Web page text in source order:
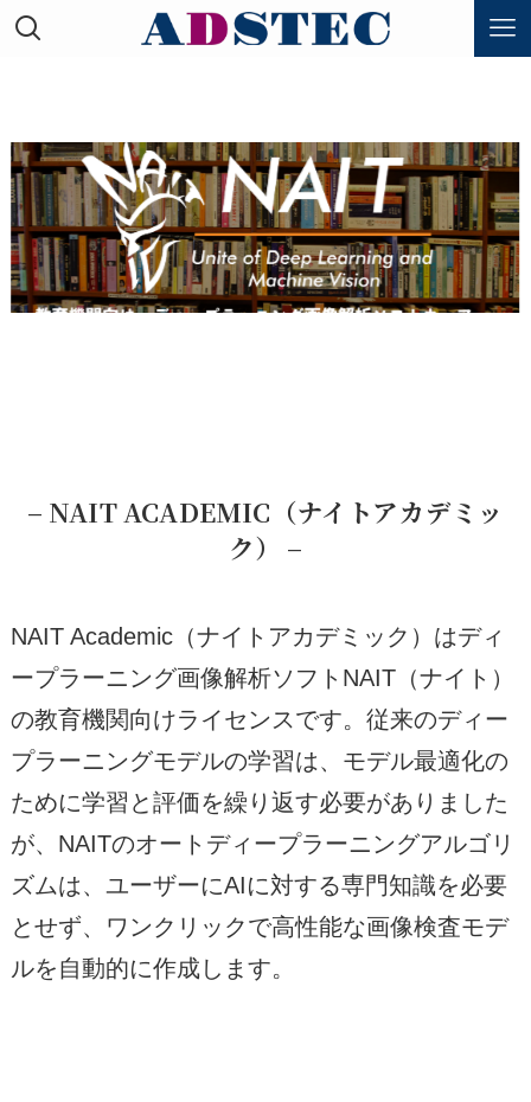
– NAIT ACADEMIC（ナイトアカデミッ
ク） –
NAIT Academic（ナイトアカデミック）はディ
ープラーニング画像解析ソフトNAIT（ナイト）
の教育機関向けライセンスです。従来のディー
プラーニングモデルの学習は、モデル最適化の
ために学習と評価を繰り返す必要がありました
が、NAITのオートディープラーニングアルゴリ
ズムは、ユーザーにAIに対する専門知識を必要
とせず、ワンクリックで高性能な画像検査モデ
ルを自動的に作成します。